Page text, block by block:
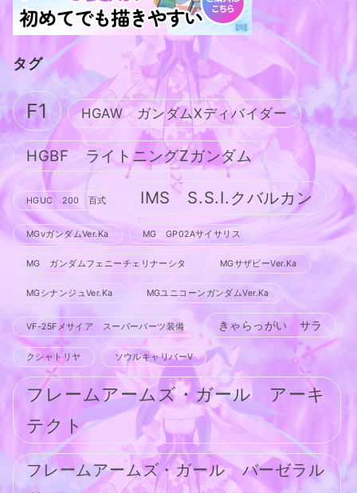
タグ
F1 HGAW ガンダムXディバイダー
HGBF ライトニングZガンダム
HGUC 200 百式 IMS S.S.I.クバルカン
MGνガンダムVer.Ka MG GP02Aサイサリス
MG ガンダムフェニーチェリナーシタ MGサザビーVer.Ka
MGシナンジュVer.Ka MGユニコーンガンダムVer.Ka
VF-25Fメサイア スーパーパーツ装備 きゃらっがい サラ
クシャトリヤ ソウルキャリバーV
フレームアームズ・ガール アーキ
テクト
フレームアームズ・ガール バーゼラル